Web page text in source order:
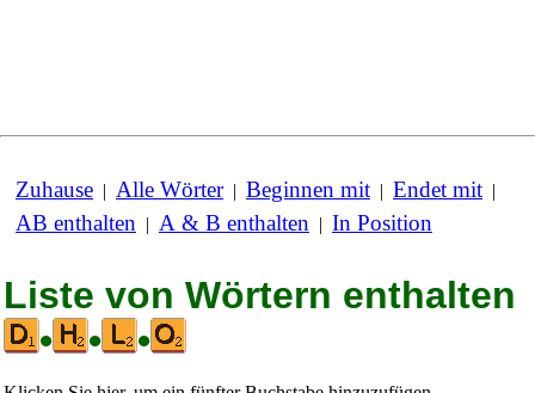
Zuhause | Alle Wörter| Beginnen mit | Endet mit |
AB enthalten | A & B enthalten | In Position
Liste von Wörtern enthalten
•
• •